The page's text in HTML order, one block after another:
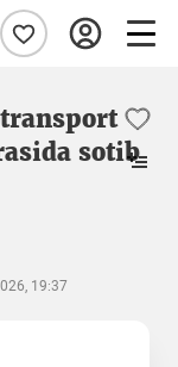
sotib
19:37